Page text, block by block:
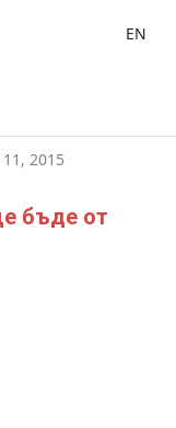
EN
2015
бъде от